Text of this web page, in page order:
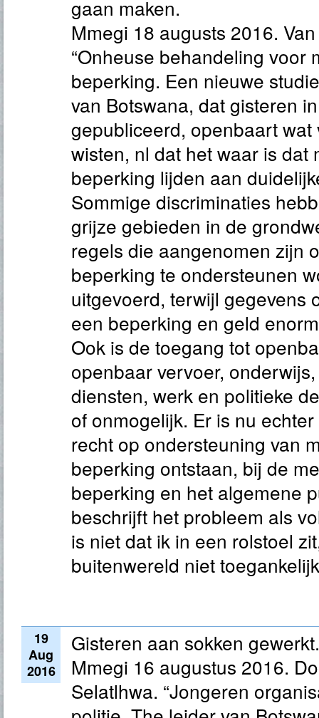
gaan maken.
Mmegi 18 augusts 2016.
“Onheuse behandeling voor
beperking. Een nieuwe
van Botswana, dat gisteren
gepubliceerd, openbaart wat
wisten, nl dat het waar is dat
beperking lijden aan
Sommige discriminaties
grijze gebieden in de
regels die aangenomen zijn
beperking te ondersteunen
uitgevoerd, terwijl gegevens
een beperking en geld
Ook is de toegang tot
openbaar vervoer,
diensten, werk en politieke
of onmogelijk. Er is nu
recht op ondersteuning van
beperking ontstaan, bij de
beperking en het algemene
beschrijft het probleem als
is niet dat ik in een rolstoel
buitenwereld niet
19
Aug
2016
Gisteren aan sokken gewerkt.
Mmegi 16 augustus 2016.
Selatlhwa. “Jongeren